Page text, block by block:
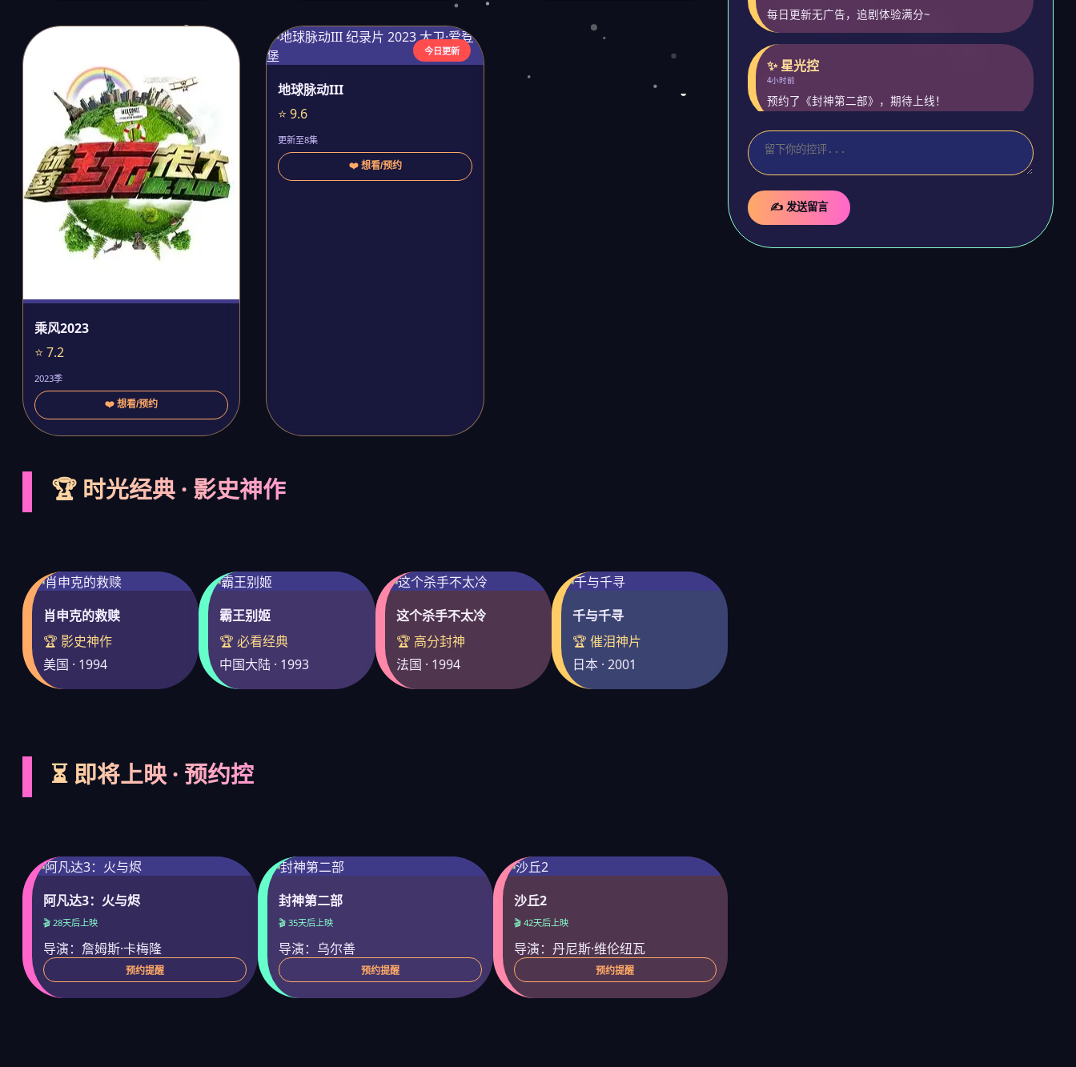
乘风2023
⭐ 7.2
2023季
❤️ 想看/预约
今日更新
地球脉动III
⭐ 9.6
更新至8集
❤️ 想看/预约
🏆 时光经典 · 影史神作
肖申克的救赎
🏆 影史神作
美国 · 1994
霸王别姬
🏆 必看经典
中国大陆 · 1993
这个杀手不太冷
🏆 高分封神
法国 · 1994
千与千寻
🏆 催泪神片
日本 · 2001
⏳ 即将上映 · 预约控
阿凡达3：火与烬
🎬 28天后上映
导演：詹姆斯·卡梅隆
预约提醒
封神第二部
🎬 35天后上映
导演：乌尔善
预约提醒
沙丘2
🎬 42天后上映
导演：丹尼斯·维伦纽瓦
预约提醒
每日更新无广告，追剧体验满分~
✨ 星光控
4小时前
预约了《封神第二部》，期待上线！
✍️ 发送留言